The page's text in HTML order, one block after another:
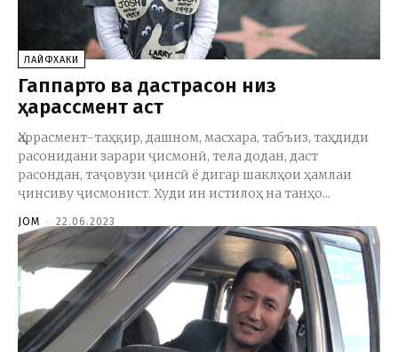
ЛАЙФХАКИ
Гаппартоӣ ва дастрасонӣ низ
ҳарассмент аст
Ҳаррасмент-таҳқир, дашном, масхара, табъиз, таҳдиди
расонидани зарари ҷисмонӣ, тела додан, даст
расондан, таҷовузи ҷинсӣ ё дигар шаклҳои ҳамлаи
ҷинсиву ҷисмонист. Худи ин истилоҳ на танҳо...
JOM - 22.06.2023